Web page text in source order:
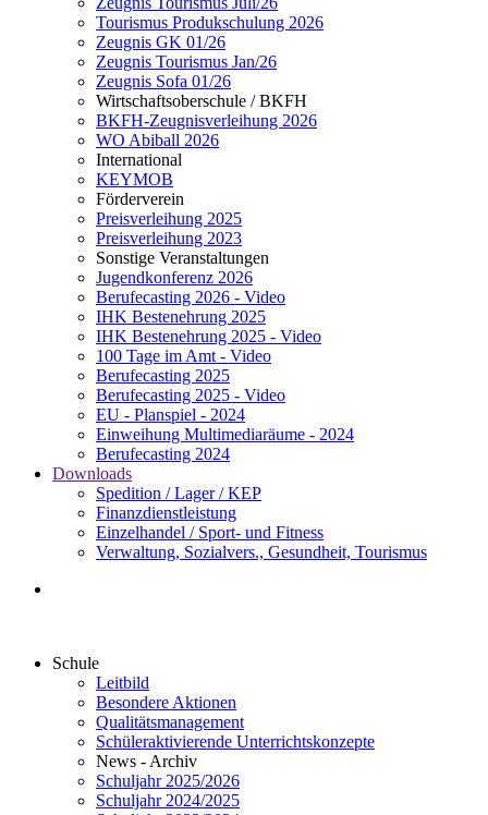
Tourismus Produkschulung 2026
Zeugnis GK 01/26
Zeugnis Tourismus Jan/26
Zeugnis Sofa 01/26
Wirtschaftsoberschule / BKFH
BKFH-Zeugnisverleihung 2026
WO Abiball 2026
International
KEYMOB
Förderverein
Preisverleihung 2025
Preisverleihung 2023
Sonstige Veranstaltungen
Jugendkonferenz 2026
Berufecasting 2026 - Video
IHK Bestenehrung 2025
IHK Bestenehrung 2025 - Video
100 Tage im Amt - Video
Berufecasting 2025
Berufecasting 2025 - Video
EU - Planspiel - 2024
Einweihung Multimediaräume - 2024
Berufecasting 2024
Downloads
Spedition / Lager / KEP
Finanzdienstleistung
Einzelhandel / Sport- und Fitness
Verwaltung, Sozialvers., Gesundheit, Tourismus
Schule
Leitbild
Besondere Aktionen
Qualitätsmanagement
Schüleraktivierende Unterrichtskonzepte
News - Archiv
Schuljahr 2025/2026
Schuljahr 2024/2025